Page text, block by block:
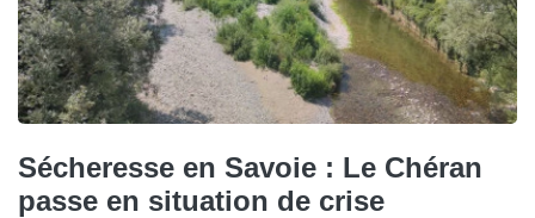
Sécheresse en Savoie : Le Chéran
passe en situation de crise